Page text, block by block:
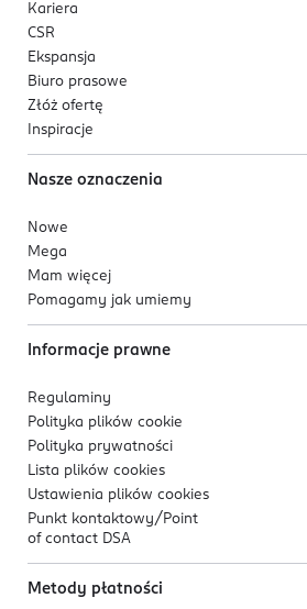
Kariera
CSR
Ekspansja
Biuro prasowe
Złóż ofertę
Inspiracje
Nasze oznaczenia
Nowe
Mega
Mam więcej
Pomagamy jak umiemy
Informacje prawne
Regulaminy
Polityka plików cookie
Polityka prywatności
Lista plików cookies
Ustawienia plików cookies
Punkt kontaktowy/ Point
of contact DSA
Metody płatności